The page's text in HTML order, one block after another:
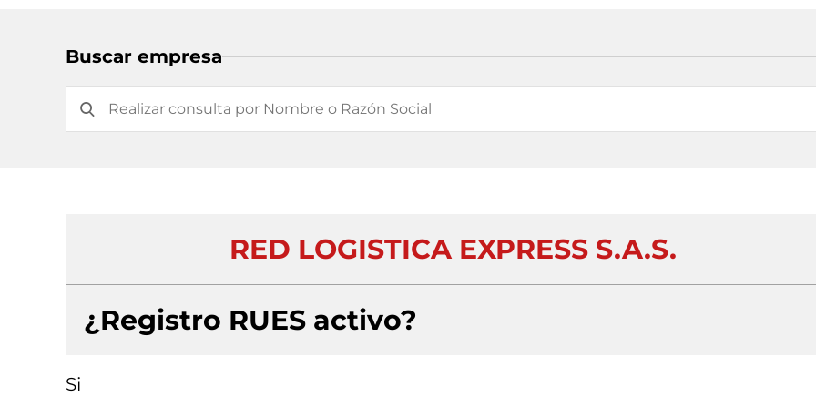
Buscar empresa
RED LOGISTICA EXPRESS S.A.S.
¿Registro RUES activo?
Si